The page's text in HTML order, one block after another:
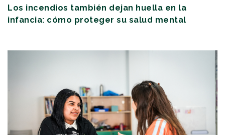
Los incendios también dejan huella en la
infancia: cómo proteger su salud mental